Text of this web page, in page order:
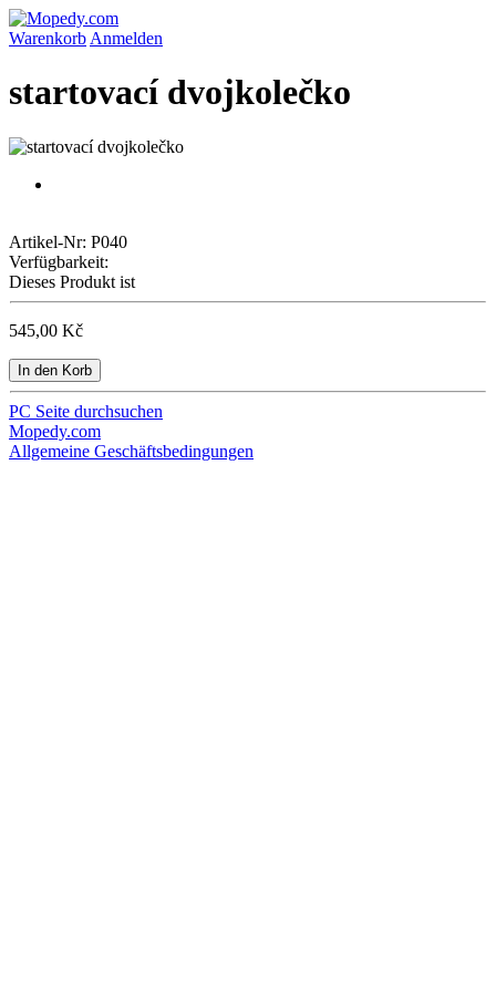
Warenkorb Anmelden
startovací dvojkolečko
Artikel-Nr: P040
Verfügbarkeit:
Dieses Produkt ist
545,00 Kč
In den Korb
PC Seite durchsuchen
Mopedy.com
Allgemeine Geschäftsbedingungen